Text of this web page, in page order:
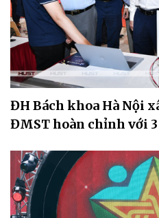
ĐH Bách khoa Hà Nội
ĐMST hoàn chỉnh với